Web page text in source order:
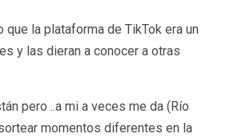
la plataforma de TikTok era un
y las dieran a conocer a otras
pero ..a mi a veces me da (Río
momentos diferentes en la